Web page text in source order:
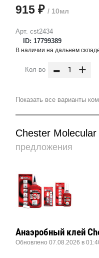
Арт. cst2434
ID: 17799389
915 ₽ / 10мл
В наличии на дальнем
Кол-во - +
Показать все варианты
Chester
предложения
Анаэробный клей
Обновлено 07.08.2026 в